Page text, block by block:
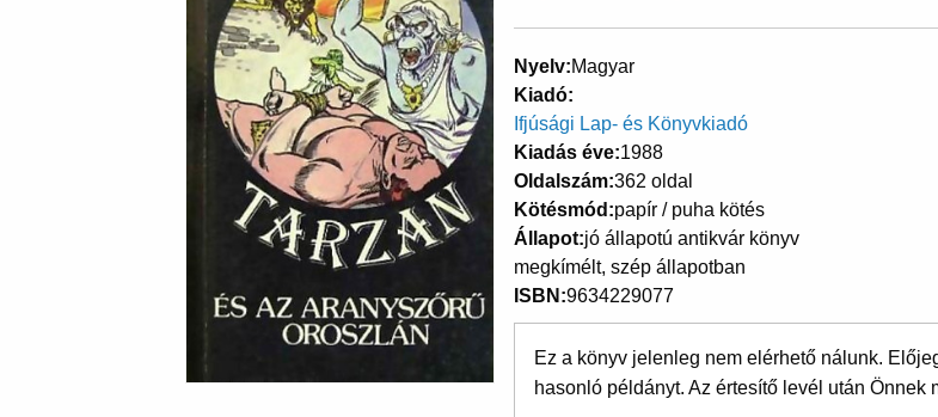
Nyelv Magyar
Kiadó
Ifjúsági Lap- és Könyvkiadó
Kiadás éve 1988
Oldalszám 362 oldal
Kötésmód papír / puha kötés
Állapot jó állapotú antikvár könyv
megkímélt, szép állapotban
ISBN 9634229077
Ez a könyv jelenleg nem elérhető nálunk.
hasonló példányt. Az értesítő levél után Önnek